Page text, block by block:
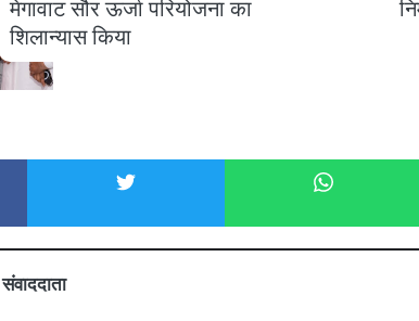
मेगावाट सौर ऊर्जा परियोजना का
शिलान्यास किया
संवाददाता